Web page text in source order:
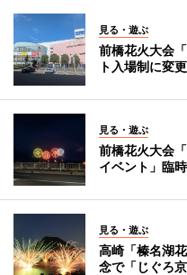
見る・遊ぶ
前橋花火大会
ト入場制に変更
見る・遊ぶ
前橋花火大会
イベント」臨
見る・遊ぶ
高崎「榛名湖
念で「じぐろ京